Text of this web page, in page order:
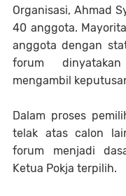
Organisasi, Ahmad
40 anggota.
anggota dengan
forum
mengambil
Dalam proses
telak atas calon
forum menjadi
Ketua Pokja terpilih.